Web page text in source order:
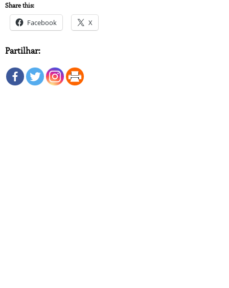
Share this:
Facebook X
Partilhar: